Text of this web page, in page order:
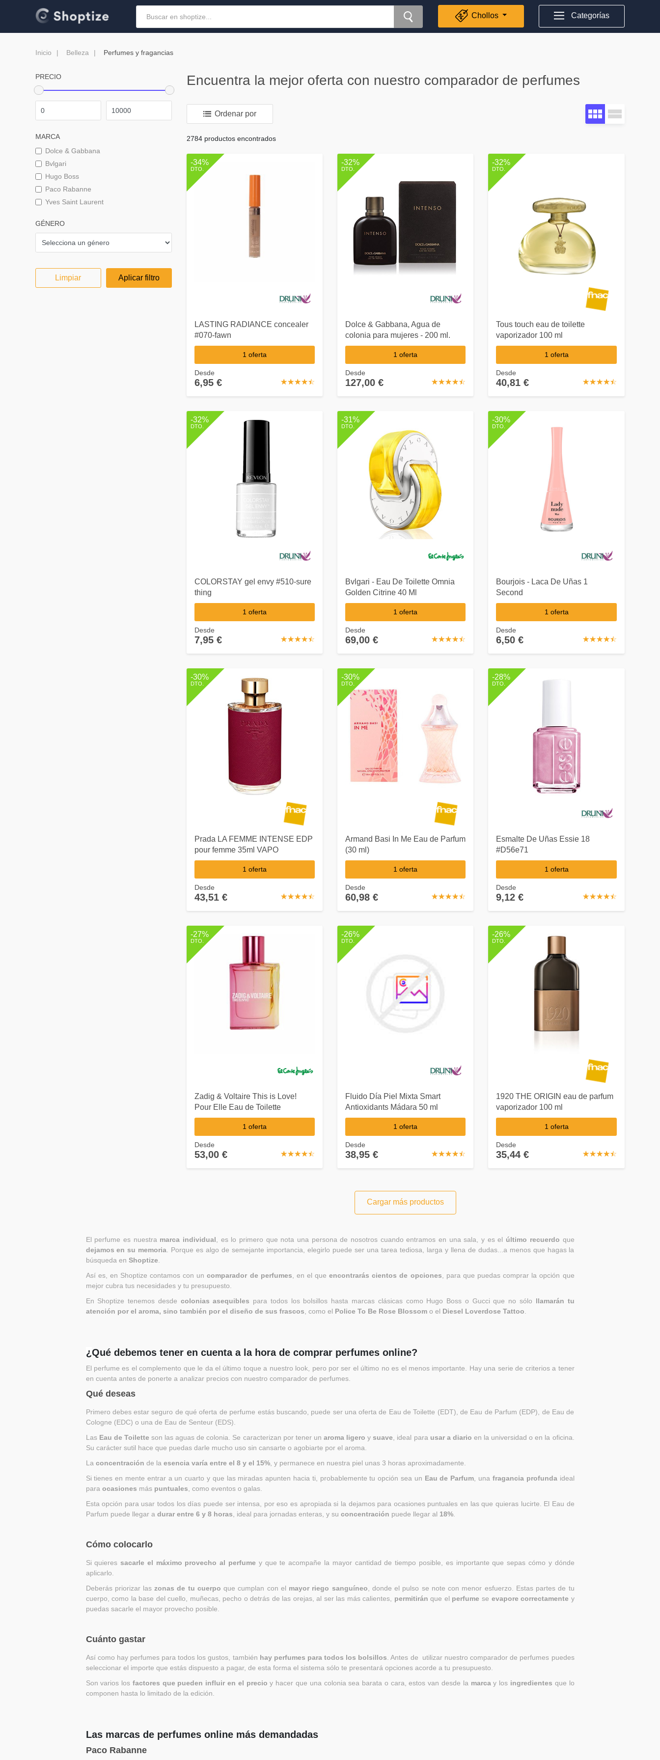
Chollos Categorías
Inicio Belleza Perfumes y fragancias
PRECIO
MARCA
Dolce & Gabbana
Bvlgari
Hugo Boss
Paco Rabanne
Yves Saint Laurent
GÉNERO
Limpiar Aplicar filtro
Encuentra la mejor oferta con nuestro comparador de perfumes
Ordenar por
2784 productos encontrados
-34%
DTO.
LASTING RADIANCE concealer
#070-fawn
1 oferta
☆☆☆☆☆
★★★★★
Desde
6,95 €
-32%
DTO.
Dolce & Gabbana, Agua de
colonia para mujeres - 200 ml.
1 oferta
☆☆☆☆☆
★★★★★
Desde
127,00 €
-32%
DTO.
Tous touch eau de toilette
vaporizador 100 ml
1 oferta
☆☆☆☆☆
★★★★★
Desde
40,81 €
-32%
DTO.
COLORSTAY gel envy #510-sure
thing
1 oferta
☆☆☆☆☆
★★★★★
Desde
7,95 €
-31%
DTO.
Bvlgari - Eau De Toilette Omnia
Golden Citrine 40 Ml
1 oferta
☆☆☆☆☆
★★★★★
Desde
69,00 €
-30%
DTO.
Bourjois - Laca De Uñas 1
Second
1 oferta
☆☆☆☆☆
★★★★★
Desde
6,50 €
-30%
DTO.
Prada LA FEMME INTENSE EDP
pour femme 35ml VAPO
1 oferta
☆☆☆☆☆
★★★★★
Desde
43,51 €
-30%
DTO.
Armand Basi In Me Eau de Parfum
(30 ml)
1 oferta
☆☆☆☆☆
★★★★★
Desde
60,98 €
-28%
DTO.
Esmalte De Uñas Essie 18
#D56e71
1 oferta
☆☆☆☆☆
★★★★★
Desde
9,12 €
-27%
DTO.
Zadig & Voltaire This is Love!
Pour Elle Eau de Toilette
1 oferta
☆☆☆☆☆
★★★★★
Desde
53,00 €
-26%
DTO.
Fluido Día Piel Mixta Smart
Antioxidants Mádara 50 ml
1 oferta
☆☆☆☆☆
★★★★★
Desde
38,95 €
-26%
DTO.
1920 THE ORIGIN eau de parfum
vaporizador 100 ml
1 oferta
☆☆☆☆☆
★★★★★
Desde
35,44 €
Cargar más productos
El perfume es nuestra marca individual , es lo primero que nota una persona de nosotros cuando entramos en una sala, y es el último recuerdo que
dejamos en su memoria . Porque es algo de semejante importancia, elegirlo puede ser una tarea tediosa, larga y llena de dudas...a menos que hagas la
búsqueda en Shoptize
Así es, en Shoptize contamos con uncomparador de perfumes , en el queencontrarás cientos de opciones , para que puedas comprar la opción que
mejor cubra tus necesidades y tu presupuesto.
En Shoptize tenemos desde colonias asequibles para todos los bolsillos hasta marcas clásicas como Hugo Boss o Gucci que no sólo llamarán tu
atención por el aroma, sino también por el diseño de sus frascos , como el Police To Be Rose Blossom o el Diesel Loverdose Tattoo
¿Qué debemos tener en cuenta a la hora de comprar perfumes online?
El perfume es el complemento que le da el último toque a nuestro look, pero por ser el último no es el menos importante. Hay una serie de criterios a tener
en cuenta antes de ponerte a analizar precios con nuestro comparador de perfumes.
Qué deseas
Primero debes estar seguro de qué oferta de perfume estás buscando, puede ser una oferta de Eau de Toilette (EDT), de Eau de Parfum (EDP), de Eau de
Cologne (EDC) o una de Eau de Senteur (EDS).
Las Eau de Toilette son las aguas de colonia. Se caracterizan por tener un aroma ligero ysuave , ideal para usar a diario en la universidad o en la oficina.
Su carácter sutil hace que puedas darle mucho uso sin cansarte o agobiarte por el aroma.
La concentración de la esencia varía entre el 8 y el 15%, y permanece en nuestra piel unas 3 horas aproximadamente.
Si tienes en mente entrar a un cuarto y que las miradas apunten hacia ti, probablemente tu opción sea un Eau de Parfum , una fragancia profunda ideal
para ocasiones más puntuales , como eventos o galas.
Esta opción para usar todos los días puede ser intensa, por eso es apropiada si la dejamos para ocasiones puntuales en las que quieras lucirte. El Eau de
Parfum puede llegar a durar entre 6 y 8 horas , ideal para jornadas enteras, y su concentración puede llegar al 18%.
Cómo colocarlo
Si quieressacarle el máximo provecho al perfume y que te acompañe la mayor cantidad de tiempo posible, es importante que sepas cómo y dónde
aplicarlo.
Deberás priorizar laszonas de tu cuerpoque cumplan con el mayor riego sanguíneo , donde el pulso se note con menor esfuerzo. Estas partes de tu
cuerpo, como la base del cuello, muñecas, pecho o detrás de las orejas, al ser las más calientes, permitirán que el perfume se evapore correctamente y
puedas sacarle el mayor provecho posible.
Cuánto gastar
Así como hay perfumes para todos los gustos, también hay perfumes para todos los bolsillos . Antes de utilizar nuestro comparador de perfumes puedes
seleccionar el importe que estás dispuesto a pagar, de esta forma el sistema sólo te presentará opciones acorde a tu presupuesto.
Son varios los factores que pueden influir en el precioy hacer que una colonia sea barata o cara, estos van desde la marcay los ingredientes que lo
componen hasta lo limitado de la edición.
Las marcas de perfumes online más demandadas
Paco Rabanne